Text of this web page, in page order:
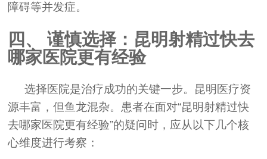
障碍等并发症。
四、 谨慎选择：昆明射精过快去
哪家医院更有经验
选择医院是治疗成功的关键一步。昆明医疗资
源丰富，但鱼龙混杂。患者在面对“昆明射精过快
去哪家医院更有经验”的疑问时，应从以下几个核
心维度进行考察：